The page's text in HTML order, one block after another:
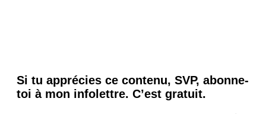
Si tu apprécies ce contenu, SVP, abonne-
toi à mon infolettre. C’est gratuit.